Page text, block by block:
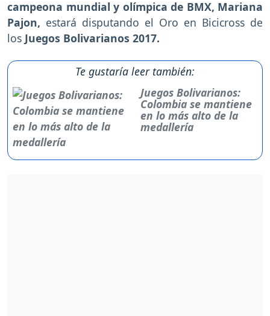
campeona mundial y olímpica de BMX, Mariana
Pajon, estará disputando el Oro en Bicicross de
los Juegos Bolivarianos 2017.
Te gustaría leer también:
Juegos Bolivarianos:
Colombia se mantiene
en lo más alto de la
medallería